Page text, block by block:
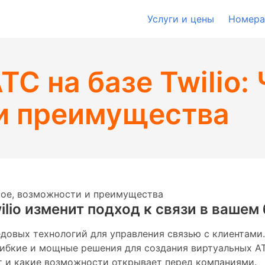
Услуги и цены Номера
на базе Twilio:
преимущества
возможности и преимущества
изменит подход к связи в вашем
технологий для управления связью с
и мощные решения для создания виртуальных
и какие возможности открывает перед компаниями.